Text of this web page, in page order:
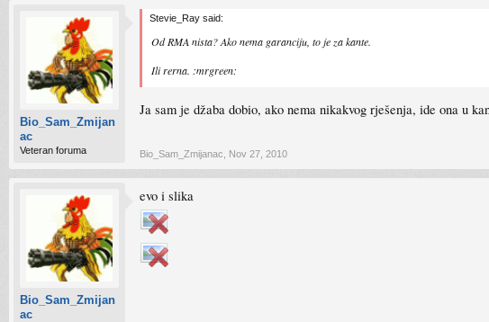
Bio_Sam_Zmijan
ac
Veteran foruma
Stevie_Ray said:
Od RMA nista? Ako nema garanciju, to je za kante.
Ili rerna. :mrgreen:
Ja sam je džaba dobio, ako nema nikakvog rješenja, ide ona u
Bio_Sam_Zmijanac Nov 27, 2010
Bio_Sam_Zmijan
ac
evo i slika